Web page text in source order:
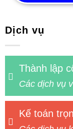
Dịch vụ
Thành lập
Các dịch vụ
Kế toán